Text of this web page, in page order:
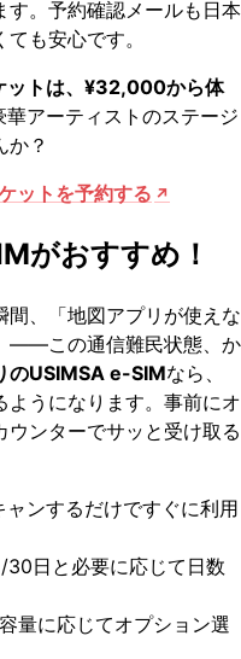
す。予約確認メールも日本
も安心です。
トは、¥32,000から体
アーティストのステージ
か？
ットを予約する
がおすすめ！
、「地図アプリが使えな
——この通信難民状態、か
のUSIMSA e-SIMなら、
うになります。事前にオ
ンターでサッと受け取る
ンするだけですぐに利用
日と必要に応じて日数
量に応じてオプション選